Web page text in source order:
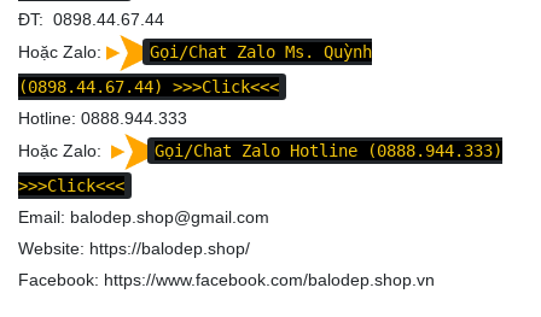
ĐT: 0898.44.67.44
Hoặc Zalo:
Gọi/Chat Zalo Ms. Quỳnh
(0898.44.67.44)
>>>Click<<<
Hotline: 0888.944.333
Hoặc Zalo:
Gọi/Chat Zalo Hotline (0888.944.333)
>>>Click<<<
Email: balodep.shop@gmail.com
Website: https://balodep.shop/
Facebook: https://www.facebook.com/balodep.shop.vn